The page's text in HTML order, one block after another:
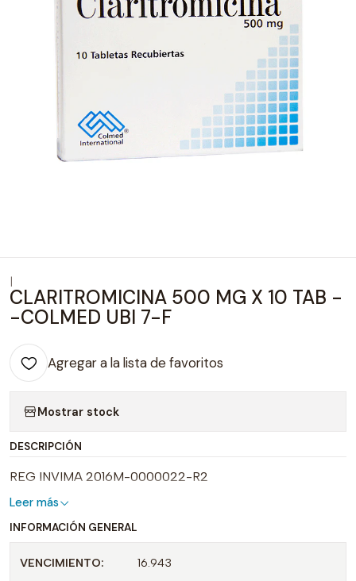
CLARITROMICINA 500 MG X 10 TAB -
-COLMED UBI 7-F
Agregar a la lista de favoritos
Mostrar stock
DESCRIPCIÓN
REG INVIMA 2016M-0000022-R2
Leer más
INFORMACIÓN GENERAL
VENCIMIENTO: 16.943